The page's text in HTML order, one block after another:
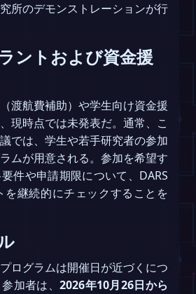
所のデモンストレーションが行
ントおよび資金援
渡航費補助）や学生向け資金援
現時点では未発表だ。通常、こ
では、学生や若手研究者の参加
ムが用意される。参加を希望す
件や申請期限について、DARS
を継続的にチェックすることを
ログラムは開催日が近づくにつ
加者は、2026年10月26日から